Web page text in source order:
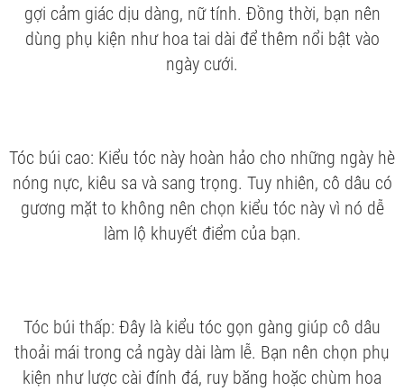
gợi cảm giác dịu dàng, nữ tính. Đồng thời, bạn nên
dùng phụ kiện như hoa tai dài để thêm nổi bật vào
ngày cưới.
Tóc búi cao: Kiểu tóc này hoàn hảo cho những ngày hè
nóng nực, kiêu sa và sang trọng. Tuy nhiên, cô dâu có
gương mặt to không nên chọn kiểu tóc này vì nó dễ
làm lộ khuyết điểm của bạn.
Tóc búi thấp: Đây là kiểu tóc gọn gàng giúp cô dâu
thoải mái trong cả ngày dài làm lễ. Bạn nên chọn phụ
kiện như lược cài đính đá, ruy băng hoặc chùm hoa